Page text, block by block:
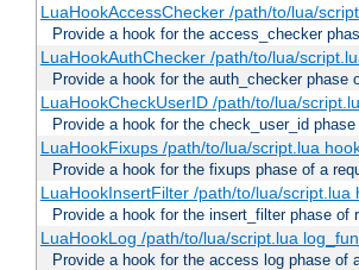
LuaHookAccessChecker /path/to/lua/
Provide a hook for the access_checker
LuaHookAuthChecker /path/to/lua/
Provide a hook for the auth_checker phase
LuaHookCheckUserID /path/to/lua/
Provide a hook for the check_user_id
LuaHookFixups /path/to/lua/script.lua
Provide a hook for the fixups phase of a
LuaHookInsertFilter /path/to/lua/script.lua
Provide a hook for the insert_filter phase of
LuaHookLog /path/to/lua/script.lua
Provide a hook for the access log phase of